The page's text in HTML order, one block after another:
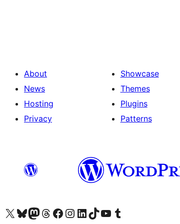
About
News
Hosting
Privacy
Showcase
Themes
Plugins
Patterns
Visit our X (formerly Twitter) account
Visit our Bluesky account
Visit our Mastodon account
Visit our Threads account
Visit our Facebook page
Visit our Instagram account
Visit our LinkedIn account
Visit our TikTok account
Visit our YouTube channel
Visit our Tumblr account